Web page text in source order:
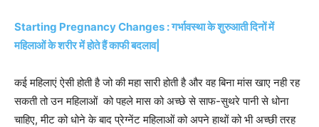
Starting Pregnancy Changes : गर्भावस्था के शुरुआती दिनों में
महिलाओं के शरीर में होते हैं काफी बदलाव|
कई महिलाएं ऐसी होती है जो की महा सारी होती है और वह बिना मांस खाए नही रह
सकती तो उन महिलाओं को पहले मास को अच्छे से साफ-सुथरे पानी से धोना
चाहिए, मीट को धोने के बाद प्रेग्नेंट महिलाओं को अपने हाथों को भी अच्छी तरह